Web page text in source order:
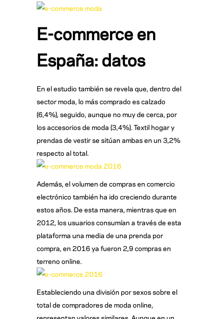
E-commerce en
España: datos
En el estudio también se revela que, dentro del
sector moda, lo más comprado es calzado
(6,4%), seguido, aunque no muy de cerca, por
los accesorios de moda (3,4%). Textil hogar y
prendas de vestir se sitúan ambas en un 3,2%
respecto al total.
Además, el volumen de compras en comercio
electrónico también ha ido creciendo durante
estos años. De esta manera, mientras que en
2012, los usuarios consumían a través de esta
plataforma una media de una prenda por
compra, en 2016 ya fueron 2,9 compras en
terreno online.
Estableciendo una división por sexos sobre el
total de compradores de moda online,
representan valores similares. Aunque en un